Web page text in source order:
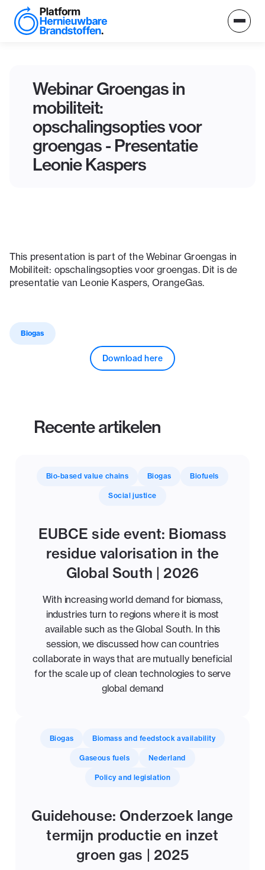
Webinar Groengas in
mobiliteit:
opschalingsopties voor
groengas - Presentatie
Leonie Kaspers
This presentation is part of the Webinar Groengas in
Mobiliteit: opschalingsopties voor groengas. Dit is de
presentatie van Leonie Kaspers, OrangeGas.
Biogas
Download here
Recente artikelen
Bio-based value chains Biogas Biofuels
Social justice
EUBCE side event: Biomass
residue valorisation in the
Global South | 2026
With increasing world demand for biomass,
industries turn to regions where it is most
available such as the Global South. In this
session, we discussed how can countries
collaborate in ways that are mutually beneficial
for the scale up of clean technologies to serve
global demand
Biogas Biomass and feedstock availability
Gaseous fuels Nederland
Policy and legislation
Guidehouse: Onderzoek lange
termijn productie en inzet
groen gas | 2025